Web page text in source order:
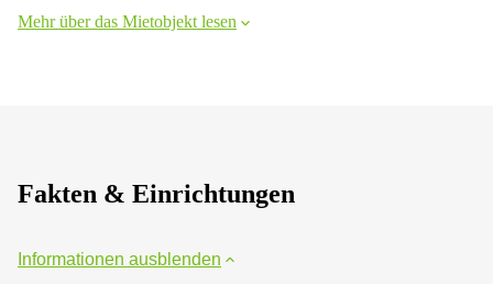
Mehr über das Mietobjekt lesen
Fakten & Einrichtungen
Informationen ausblenden